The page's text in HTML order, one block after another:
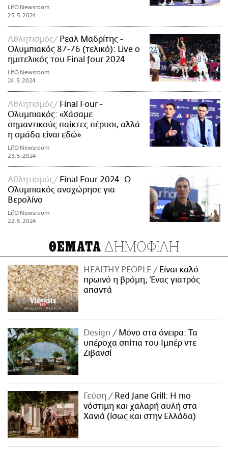
LifO Newsroom
25.5.2024
Αθλητισμός
Ρεαλ Μαδρίτης -
Ολυμπιακός 87-76 (τελικό): Live ο
ημιτελικός του Final four 2024
LifO Newsroom
24.5.2024
Αθλητισμός
Final Four -
Ολυμπιακός: «Χάσαμε
σημαντικούς παίκτες πέρυσι, αλλά
η ομάδα είναι εδώ»
LifO Newsroom
23.5.2024
Αθλητισμός
Final Four 2024: Ο
Ολυμπιακός αναχώρησε για
Βερολίνο
LifO Newsroom
22.5.2024
ΘΕΜΑΤΑ ΔΗΜΟΦΙΛΗ
HEALTHY PEOPLE
Είναι καλό
πρωινό η βρόμη; Ένας γιατρός
απαντά
Design
Μόνο στα όνειρα: Τα
υπέροχα σπίτια του Ιμπέρ ντε
Ζιβανσί
Γεύση
Red Jane Grill: Η πιο
νόστιμη και χαλαρή αυλή στα
Χανιά (ίσως και στην Ελλάδα)